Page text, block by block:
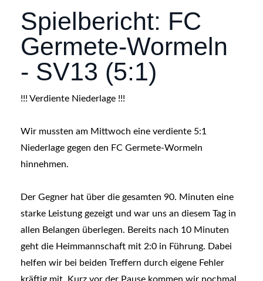
Spielbericht: FC
Germete-Wormeln
- SV13 (5:1)
!!! Verdiente Niederlage !!!
Wir mussten am Mittwoch eine verdiente 5:1
Niederlage gegen den FC Germete-Wormeln
hinnehmen.
Der Gegner hat über die gesamten 90. Minuten eine
starke Leistung gezeigt und war uns an diesem Tag in
allen Belangen überlegen. Bereits nach 10 Minuten
geht die Heimmannschaft mit 2:0 in Führung. Dabei
helfen wir bei beiden Treffern durch eigene Fehler
kräftig mit. Kurz vor der Pause kommen wir nochmal